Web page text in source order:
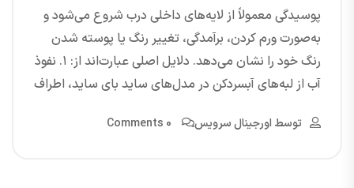
پوسیدگی معمولاً از لایه‌های داخلی درب شروع می‌شود و
به‌صورت ورم کردن، برآمدگی، تغییر رنگ یا پوسته شدن
رنگ خود را نشان می‌دهد. دلایل اصلی عبارت‌اند از: ۱. نفوذ
آب از لبه‌های آبسردکن در مدل‌های ساید بای ساید، اطراف
توسط اورجینال سرویس 0 Comments